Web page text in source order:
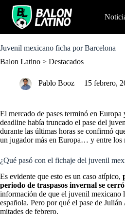
o
o
Juvenil mexicano ficha por Barcelona
Balon Latino > Destacados
Pablo Booz 15 febrero,
El mercado de pases terminó en
deadline había truncado el pase del
durante las últimas horas se confirmó
un jugador más en Europa… y entre los
¿Qué pasó con el fichaje del juvenil
Es evidente que esto es un caso atípico,
periodo de traspasos invernal se cerró
información de que el juvenil mexicano
española. Pero por qué el pase de
mitades de febrero.